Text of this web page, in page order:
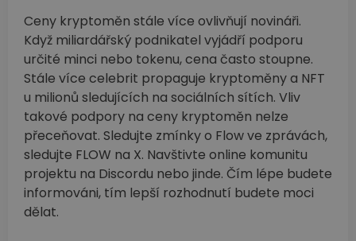
Ceny kryptoměn stále více ovlivňují novináři.
Když miliardářský podnikatel vyjádří podporu
určité minci nebo tokenu, cena často stoupne.
Stále více celebrit propaguje kryptoměny a NFT
u milionů sledujících na sociálních sítích. Vliv
takové podpory na ceny kryptoměn nelze
přeceňovat. Sledujte zmínky o Flow ve zprávách,
sledujte FLOW na X. Navštivte online komunitu
projektu na Discordu nebo jinde. Čím lépe budete
informováni, tím lepší rozhodnutí budete moci
dělat.